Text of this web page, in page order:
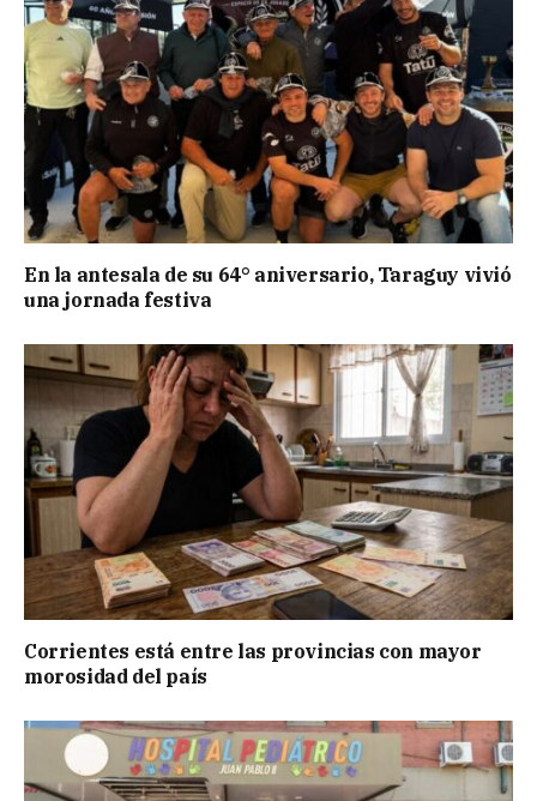
En la antesala de su 64° aniversario, Taraguy vivió
una jornada festiva
Corrientes está entre las provincias con mayor
morosidad del país